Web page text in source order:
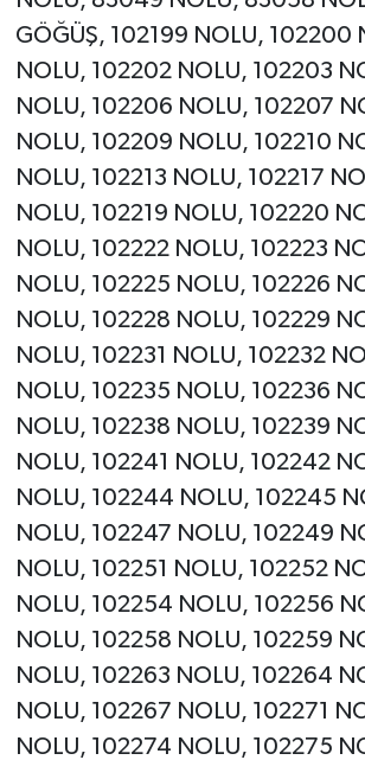
GÖĞÜŞ, 102199 NOLU, 102200
NOLU, 102202 NOLU, 102203
NOLU, 102206 NOLU, 102207
NOLU, 102209 NOLU, 102210
NOLU, 102213 NOLU, 102217
NOLU, 102219 NOLU, 102220
NOLU, 102222 NOLU, 102223
NOLU, 102225 NOLU, 102226
NOLU, 102228 NOLU, 102229
NOLU, 102231 NOLU, 102232
NOLU, 102235 NOLU, 102236
NOLU, 102238 NOLU, 102239
NOLU, 102241 NOLU, 102242
NOLU, 102244 NOLU, 102245
NOLU, 102247 NOLU, 102249
NOLU, 102251 NOLU, 102252
NOLU, 102254 NOLU, 102256
NOLU, 102258 NOLU, 102259
NOLU, 102263 NOLU, 102264
NOLU, 102267 NOLU, 102271
NOLU, 102274 NOLU, 102275